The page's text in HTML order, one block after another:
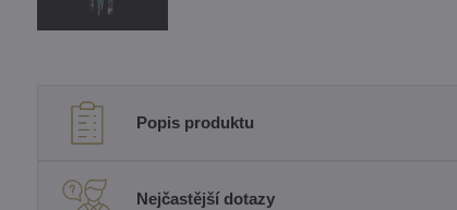
Popis produktu
Nejčastější dotazy